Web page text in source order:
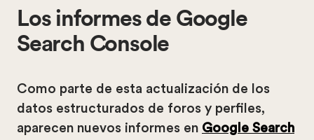
Los informes de Google
Search Console
Como parte de esta actualización de los
datos estructurados de foros y perfiles,
aparecen nuevos informes en Google Search